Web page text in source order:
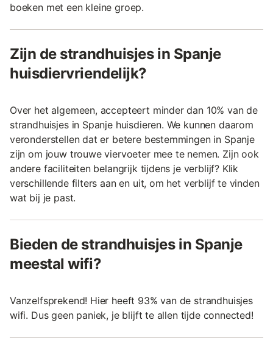
boeken met een kleine groep.
Zijn de strandhuisjes in Spanje
huisdiervriendelijk?
Over het algemeen, accepteert minder dan 10% van de
strandhuisjes in Spanje huisdieren. We kunnen daarom
veronderstellen dat er betere bestemmingen in Spanje
zijn om jouw trouwe viervoeter mee te nemen. Zijn ook
andere faciliteiten belangrijk tijdens je verblijf? Klik
verschillende filters aan en uit, om het verblijf te vinden
wat bij je past.
Bieden de strandhuisjes in Spanje
meestal wifi?
Vanzelfsprekend! Hier heeft 93% van de strandhuisjes
wifi. Dus geen paniek, je blijft te allen tijde connected!